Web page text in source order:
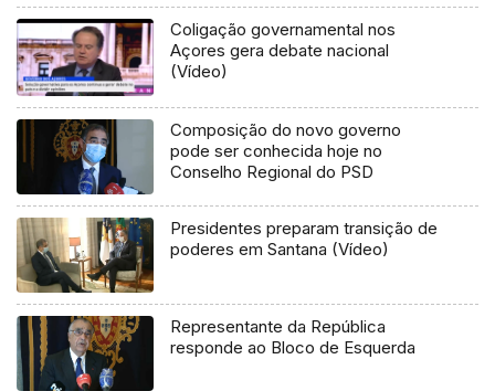
Coligação governamental nos
Açores gera debate nacional
(Vídeo)
Composição do novo governo
pode ser conhecida hoje no
Conselho Regional do PSD
Presidentes preparam transição de
poderes em Santana (Vídeo)
Representante da República
responde ao Bloco de Esquerda